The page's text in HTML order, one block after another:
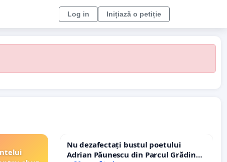
Log in Inițiază o petiție
Nu dezafectați bustul poetului
Adrian Păunescu din Parcul Grădina